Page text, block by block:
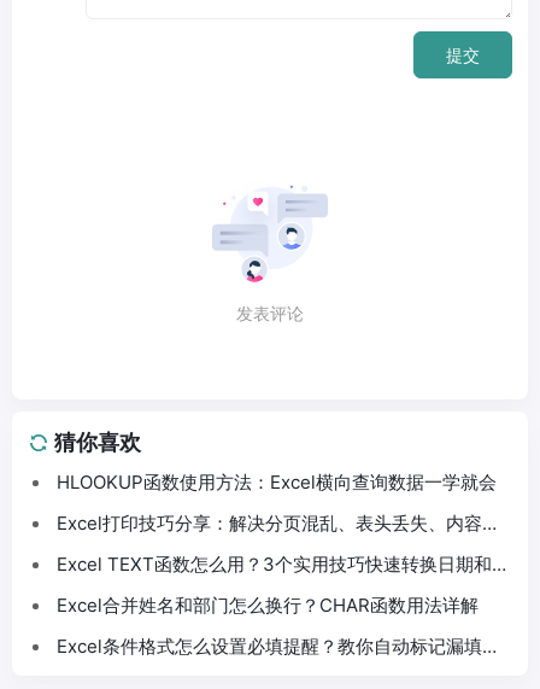
提交
发表评论
猜你喜欢
HLOOKUP函数使用方法：Excel横向查询数据一学就会
Excel打印技巧分享：解决分页混乱、表头丢失、内容截
Excel TEXT函数怎么用？3个实用技巧快速转换日期和数
Excel合并姓名和部门怎么换行？CHAR函数用法详解
Excel条件格式怎么设置必填提醒？教你自动标记漏填数